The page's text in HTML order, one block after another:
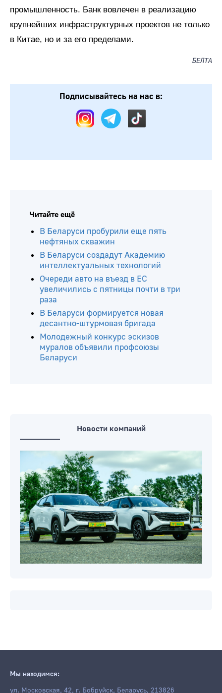
промышленность. Банк вовлечен в реализацию
крупнейших инфраструктурных проектов не только
в Китае, но и за его пределами.
БЕЛТА
Подписывайтесь на нас в:
Читайте ещё
В Беларуси пробурили еще пять
нефтяных скважин
В Беларуси создадут Академию
интеллектуальных технологий
Очереди авто на въезд в ЕС
увеличились с пятницы почти в три
Новости компаний